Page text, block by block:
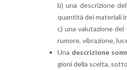
b) una de­scri­zio­ne
quan­ti­tà dei ma­te­ria­li
c) una va­lu­ta­zio­ne del
ru­mo­re, vi­bra­zio­ne,
Una de­scri­zio­ne
gio­ni della scel­ta,